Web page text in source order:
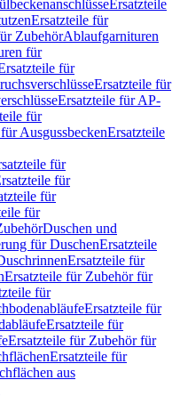
Ersatzteile
Ersatzteile für
ZubehörAblaufgarnituren
für
für
Ersatzteile für
Ersatzteile für AP-
für
AusgussbeckenErsatzteile
für
für
für
für
Duschen und
für DuschenErsatzteile
Ersatzteile für
Ersatzteile für Zubehör für
für
Ersatzteile für
Ersatzteile für
Ersatzteile für Zubehör für
Ersatzteile für
aus